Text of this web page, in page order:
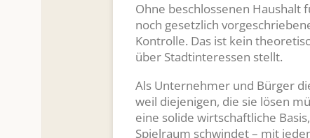
Ohne beschlossenen Haushalt
noch gesetzlich
Kontrolle. Das ist kein
über Stadtinteressen stellt.
Als Unternehmer und Bürger
weil diejenigen, die sie lösen
eine solide wirtschaftliche
Spielraum schwindet – mit